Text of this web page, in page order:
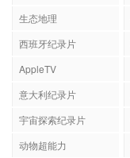
生态地理
西班牙纪录片
AppleTV
意大利纪录片
宇宙探索纪录片
动物超能力